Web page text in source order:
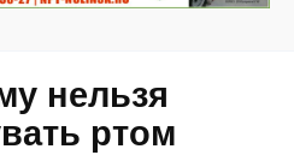
нельзя
ртом